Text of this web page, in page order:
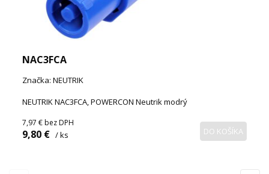
NAC3FCA
Značka: NEUTRIK
NEUTRIK NAC3FCA, POWERCON Neutrik modrý
7,97 € bez DPH
9,80 € / ks DO KOŠÍKA